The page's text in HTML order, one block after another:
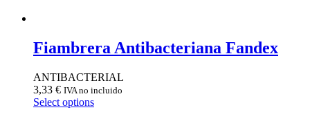
Fiambrera Antibacteriana Fandex
ANTIBACTERIAL
3,33 € IVA no incluido
Select options